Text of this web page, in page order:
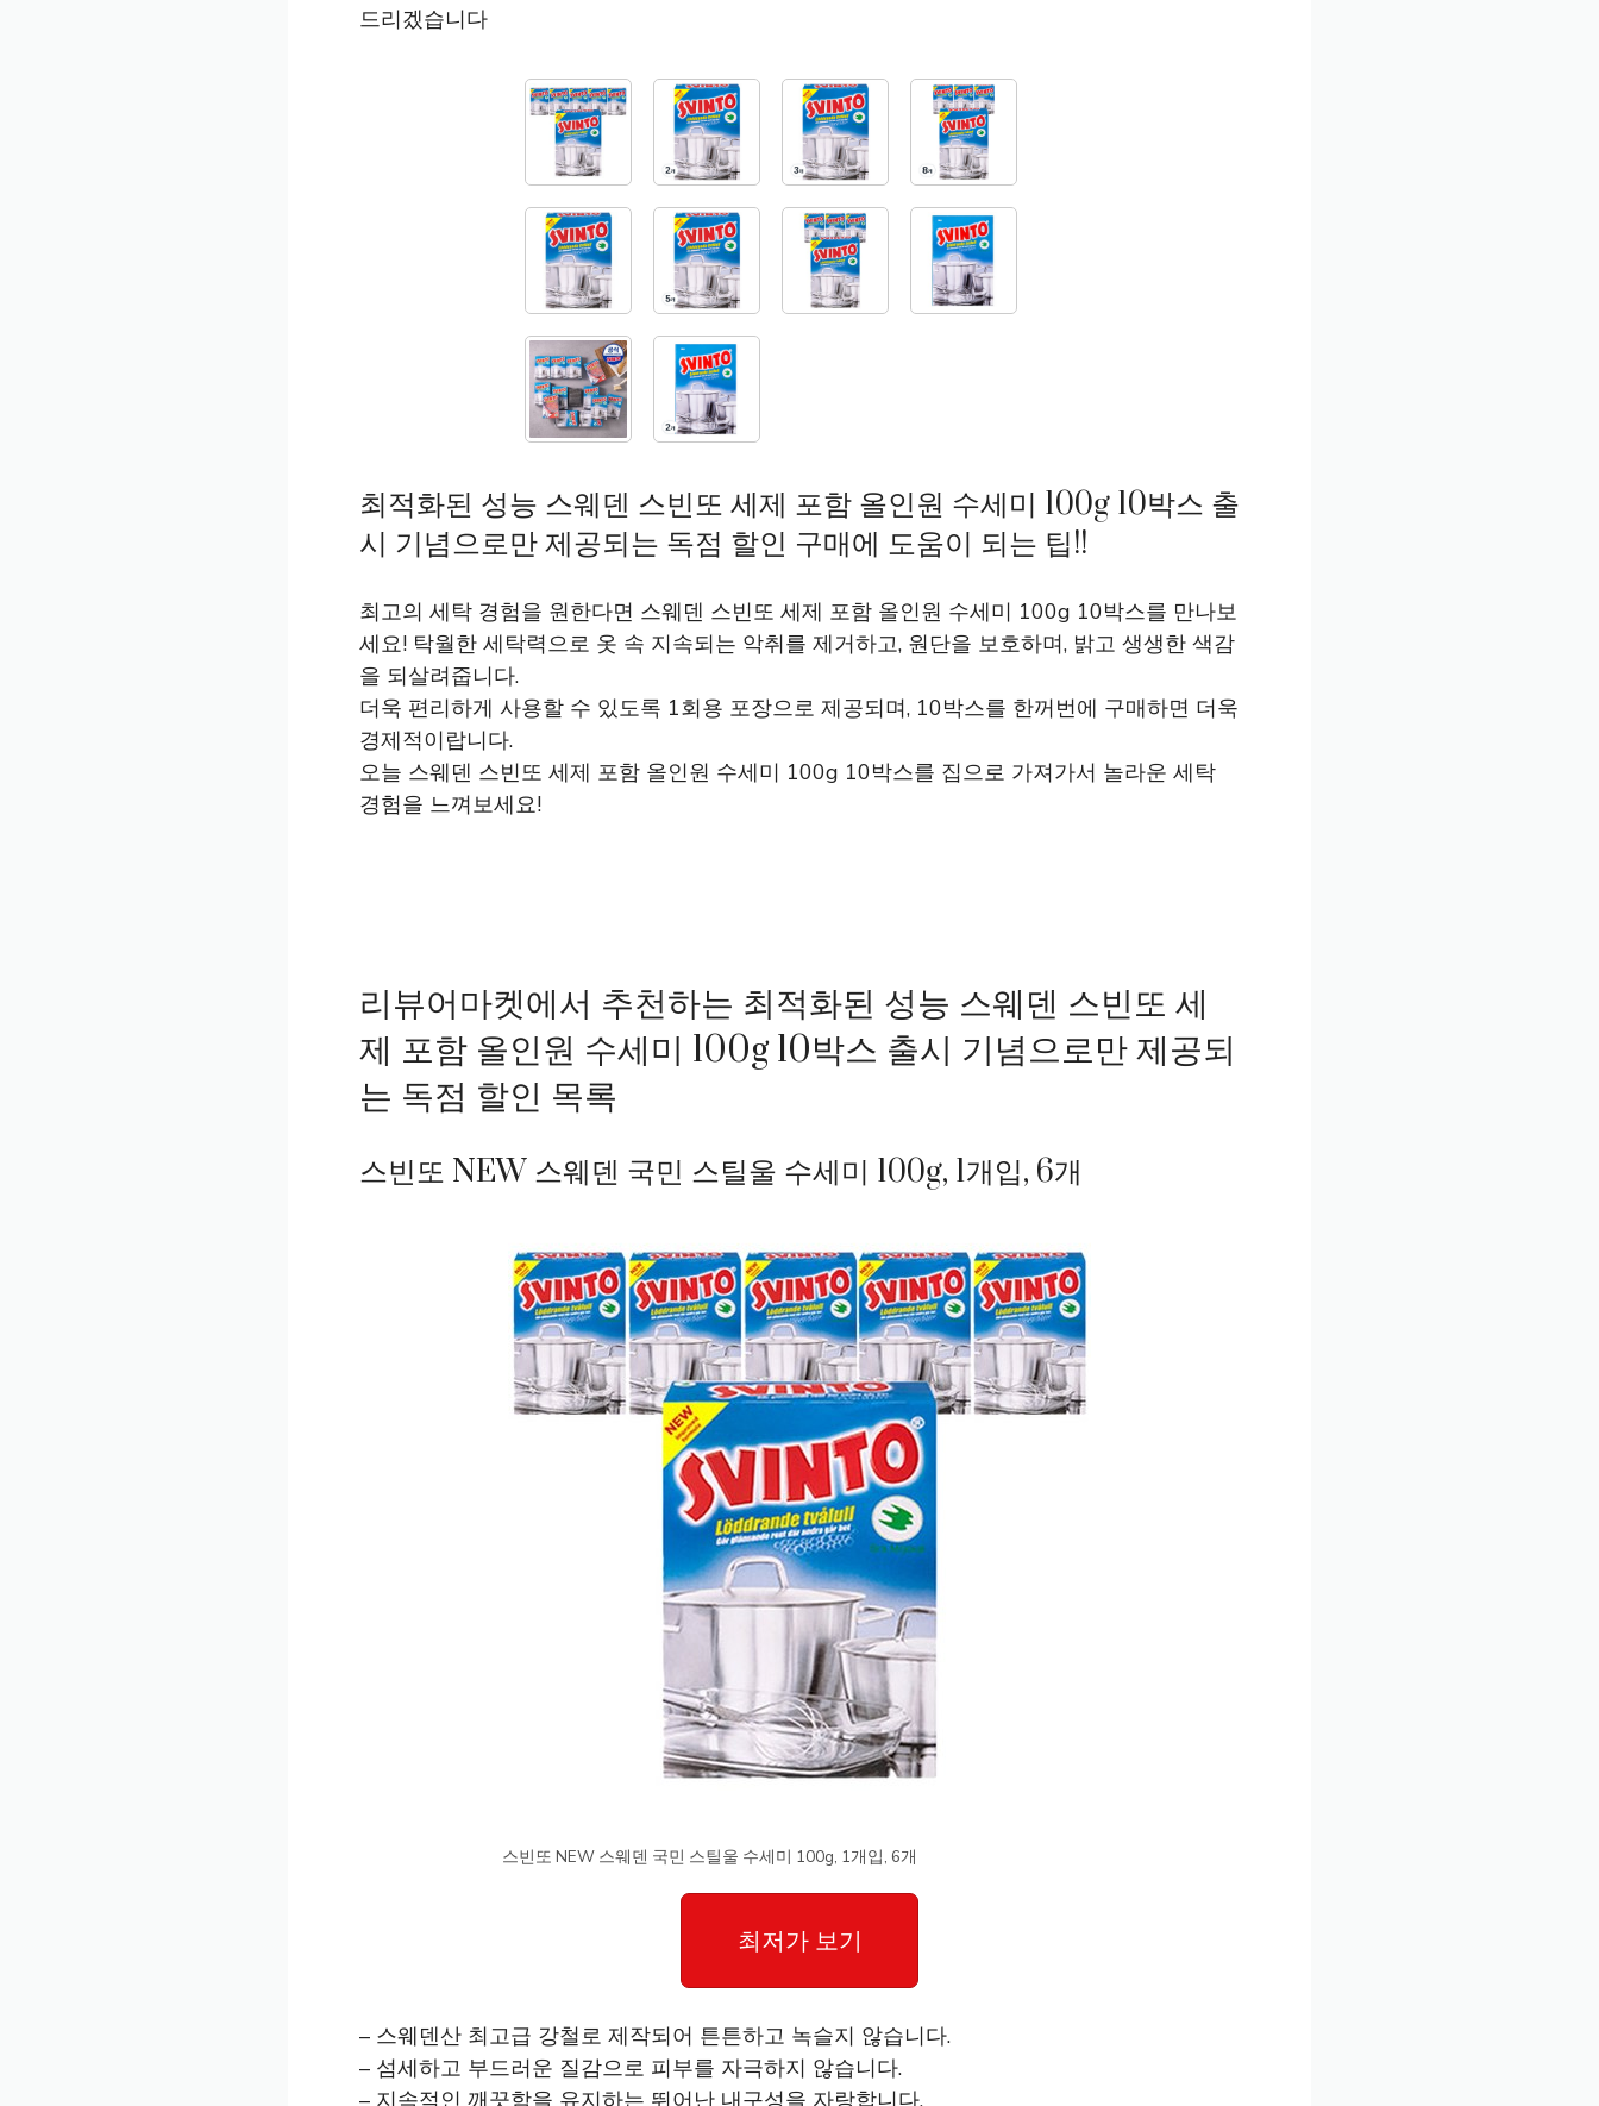
드리겠습니다
최적화된 성능 스웨덴 스빈또 세제 포함 올인원 수세미 100g 10박스 출
시 기념으로만 제공되는 독점 할인 구매에 도움이 되는 팁!!
최고의 세탁 경험을 원한다면 스웨덴 스빈또 세제 포함 올인원 수세미 100g 10박스를 만나보
세요! 탁월한 세탁력으로 옷 속 지속되는 악취를 제거하고, 원단을 보호하며, 밝고 생생한 색감
을 되살려줍니다.
더욱 편리하게 사용할 수 있도록 1회용 포장으로 제공되며, 10박스를 한꺼번에 구매하면 더욱
경제적이랍니다.
오늘 스웨덴 스빈또 세제 포함 올인원 수세미 100g 10박스를 집으로 가져가서 놀라운 세탁
경험을 느껴보세요!
리뷰어마켓에서 추천하는 최적화된 성능 스웨덴 스빈또 세
제 포함 올인원 수세미 100g 10박스 출시 기념으로만 제공되
는 독점 할인 목록
스빈또 NEW 스웨덴 국민 스틸울 수세미 100g, 1개입, 6개
스빈또 NEW 스웨덴 국민 스틸울 수세미 100g, 1개입, 6개
최저가 보기
– 스웨덴산 최고급 강철로 제작되어 튼튼하고 녹슬지 않습니다.
– 섬세하고 부드러운 질감으로 피부를 자극하지 않습니다.